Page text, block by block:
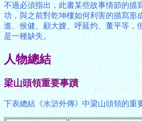
不過必須指出，此書某些故事情節的描
功，與之前對乾坤樓如何利害的描寫形
進、侯健、顧大嫂、呼延灼、董平等，
是一種缺失。
人物總結
梁山頭領重要事蹟
下表總結《水滸外傳》中梁山頭領的重